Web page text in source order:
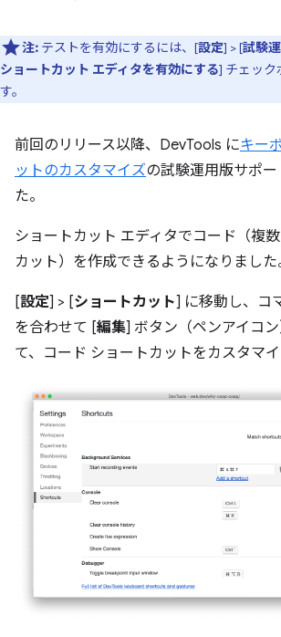
注: テストを有効にするには、[設定] > [試験
ショートカット エディタを有効にする] チェック
す。
前回のリリース以降、DevTools にキー
ットのカスタマイズの試験運用版サポ
た。
ショートカット エディタでコード（複
カット）を作成できるようになりました
[設定] > [ショートカット] に移動し、コ
を合わせて [編集] ボタン（ペンアイコ
て、コード ショートカットをカスタマイ